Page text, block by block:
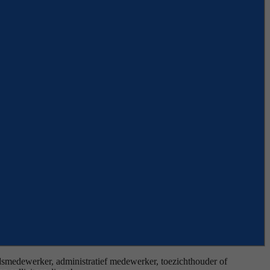
administratief medewerker, toezichthouder of